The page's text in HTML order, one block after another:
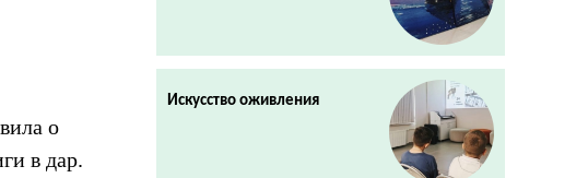
о
в дар.
Искусство оживления